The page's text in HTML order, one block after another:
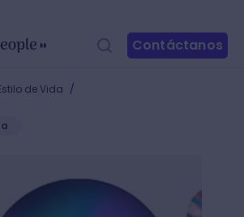
Contáctanos
de Vida /